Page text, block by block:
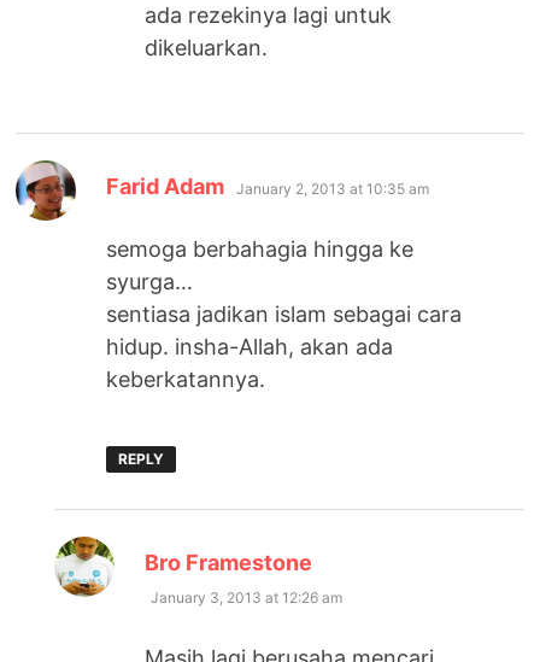
ada rezekinya lagi untuk
dikeluarkan.
Farid Adam says:
January 2, 2013 at 10:35 am
semoga berbahagia hingga ke
syurga…
sentiasa jadikan islam sebagai cara
hidup. insha-Allah, akan ada
keberkatannya.
REPLY
Bro Framestone
January 3, 2013 at 12:26 am